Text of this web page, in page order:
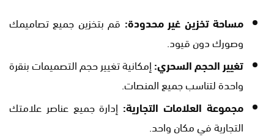
مساحة تخزين غير محدودة: قم بتخزين جميع تصاميمك
وصورك دون قيود.
تغيير الحجم السحري:إمكانية تغيير حجم التصميمات بنقرة
واحدة لتناسب جميع المنصات.
مجموعة العلامات التجارية: إدارة جميع عناصر علامتك
التجارية في مكان واحد.